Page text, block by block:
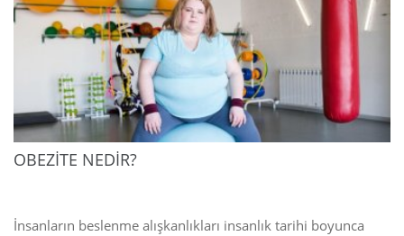
OBEZİTE NEDİR?
İnsanların beslenme alışkanlıkları insanlık tarihi boyunca